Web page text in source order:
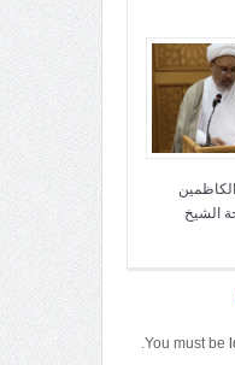
المتقين: ٣- والكاظمين
2/1447.سماحة الشيخ
You must be